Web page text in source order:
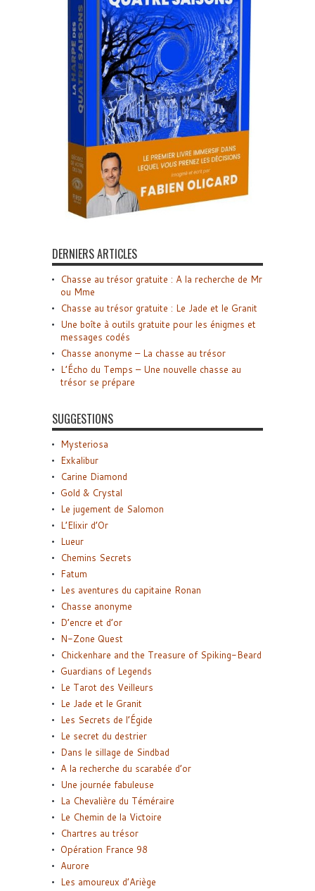
DERNIERS ARTICLES
Chasse au trésor gratuite : A la recherche de Mr
ou Mme
Chasse au trésor gratuite : Le Jade et le Granit
Une boîte à outils gratuite pour les énigmes et
messages codés
Chasse anonyme – La chasse au trésor
L’Écho du Temps – Une nouvelle chasse au
trésor se prépare
SUGGESTIONS
Mysteriosa
Exkalibur
Carine Diamond
Gold & Crystal
Le jugement de Salomon
L’Elixir d’Or
Lueur
Chemins Secrets
Fatum
Les aventures du capitaine Ronan
Chasse anonyme
D’encre et d’or
N-Zone Quest
Chickenhare and the Treasure of Spiking-Beard
Guardians of Legends
Le Tarot des Veilleurs
Le Jade et le Granit
Les Secrets de l’Égide
Le secret du destrier
Dans le sillage de Sindbad
A la recherche du scarabée d’or
Une journée fabuleuse
La Chevalière du Téméraire
Le Chemin de la Victoire
Chartres au trésor
Opération France 98
Aurore
Les amoureux d’Ariège